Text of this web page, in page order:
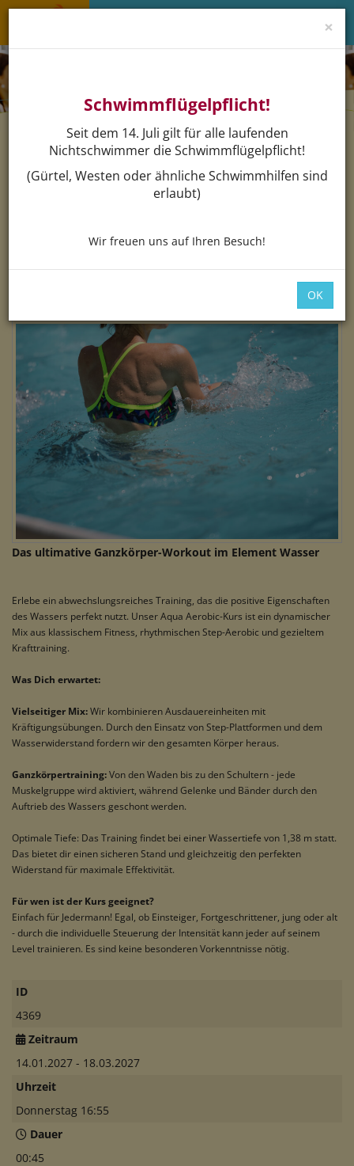
Aquaaerobic
Das ultimative Ganzkörper-Workout im Element Wasser
Erlebe ein abwechslungsreiches Training, das die positive Eigenschaften
des Wassers perfekt nutzt. Unser Aqua Aerobic-Kurs ist ein dynamischer
Mix aus klassischem Fitness, rhythmischen Step-Aerobic und gezieltem
Krafttraining.
Was Dich erwartet:
Vielseitiger Mix:Wir kombinieren Ausdauereinheiten mit
Kräftigungsübungen. Durch den Einsatz von Step-Plattformen und dem
Wasserwiderstand fordern wir den gesamten Körper heraus.
Ganzkörpertraining:Von den Waden bis zu den Schultern - jede
Muskelgruppe wird aktiviert, während Gelenke und Bänder durch den
Auftrieb des Wassers geschont werden.
Optimale Tiefe: Das Training findet bei einer Wassertiefe von 1,38 m statt.
Das bietet dir einen sicheren Stand und gleichzeitig den perfekten
Widerstand für maximale Effektivität.
Für wen ist der Kurs geeignet?
Einfach für Jedermann! Egal, ob Einsteiger, Fortgeschrittener, jung oder alt
- durch die individuelle Steuerung der Intensität kann jeder auf seinem
Level trainieren. Es sind keine besonderen Vorkenntnisse nötig.
ID
4369
Zeitraum
14.01.2027 - 18.03.2027
Uhrzeit
Donnerstag 16:55
Dauer
00:45
×
Schwimmflügelpflicht!
Seit dem 14. Juli gilt für alle laufenden
Nichtschwimmer die Schwimmflügelpflicht!
(Gürtel, Westen oder ähnliche Schwimmhilfen sind
erlaubt)
Wir freuen uns auf Ihren Besuch!
OK